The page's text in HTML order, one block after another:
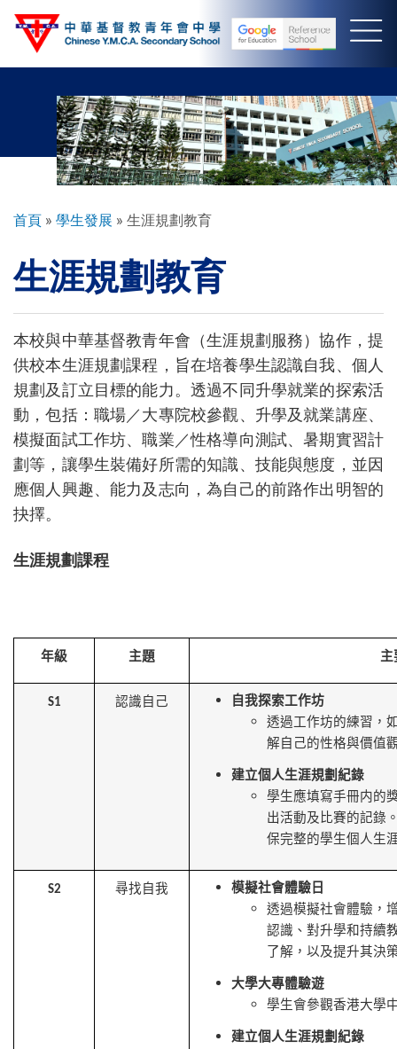
導
連
結
首頁 學生發展 生涯規劃教育
生涯規劃教育
本校與中華基督教青年會（生涯規劃服務）協作，提
供校本生涯規劃課程，旨在培養學生認識自我、個人
規劃及訂立目標的能力。透過不同升學就業的探索活
動，包括：職場／大專院校參觀、升學及就業講座、
模擬面試工作坊、職業／性格導向測試、暑期實習計
劃等，讓學生裝備好所需的知識、技能與態度，並因
應個人興趣、能力及志向，為自己的前路作出明智的
抉擇。
生涯規劃課程
年級 主題 主
S1 認識自己
自我探索工作坊
透過工作坊的練習，
解自己的性格與價值
建立個人生涯規劃紀錄
學生應填寫手冊内的
出活動及比賽的記錄
保完整的學生個人生
S2 尋找自我
模擬社會體驗日
透過模擬社會體驗，
認識、對升學和持續
了解，以及提升其決
大學大專體驗遊
學生會參觀香港大學
建立個人生涯規劃紀錄